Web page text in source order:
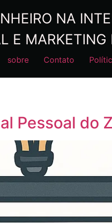
NA
E MARKETING
sobre Contato
Pessoal do